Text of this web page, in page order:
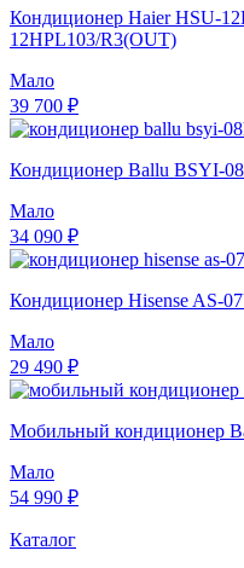
Кондиционер Haier HSU-
12HPL103/R3(OUT)
Мало
39 700 ₽
Кондиционер Ballu BSYI-
Мало
34 090 ₽
Кондиционер Hisense AS-
Мало
29 490 ₽
Мобильный кондиционер
Мало
54 990 ₽
Каталог